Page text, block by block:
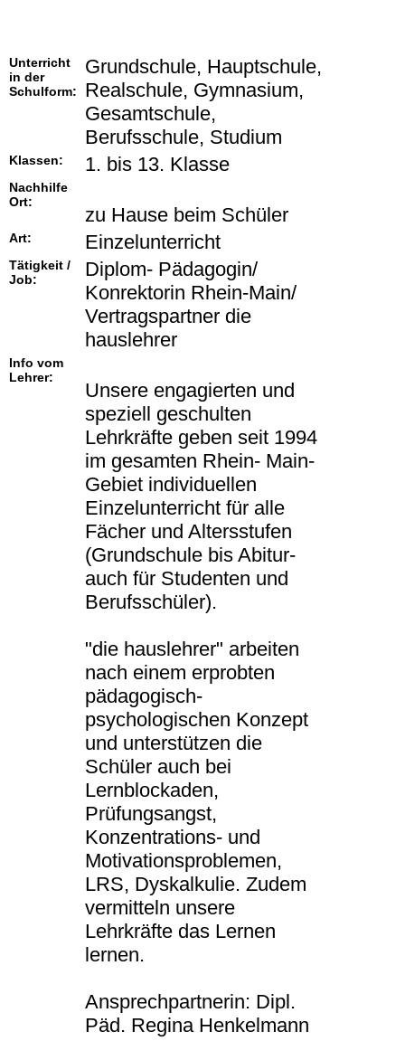
Unterricht
in der
Schulform:
Grundschule, Hauptschule,
Realschule, Gymnasium,
Gesamtschule,
Berufsschule, Studium
Klassen: 1. bis 13. Klasse
Nachhilfe
Ort:
zu Hause beim Schüler
Art: Einzelunterricht
Tätigkeit /
Job:
Diplom- Pädagogin/
Konrektorin Rhein-Main/
Vertragspartner die
hauslehrer
Info vom
Lehrer:
Unsere engagierten und
speziell geschulten
Lehrkräfte geben seit 1994
im gesamten Rhein- Main-
Gebiet individuellen
Einzelunterricht für alle
Fächer und Altersstufen
(Grundschule bis Abitur-
auch für Studenten und
Berufsschüler).
"die hauslehrer" arbeiten
nach einem erprobten
pädagogisch-
psychologischen Konzept
und unterstützen die
Schüler auch bei
Lernblockaden,
Prüfungsangst,
Konzentrations- und
Motivationsproblemen,
LRS, Dyskalkulie. Zudem
vermitteln unsere
Lehrkräfte das Lernen
lernen.
Ansprechpartnerin: Dipl.
Päd. Regina Henkelmann